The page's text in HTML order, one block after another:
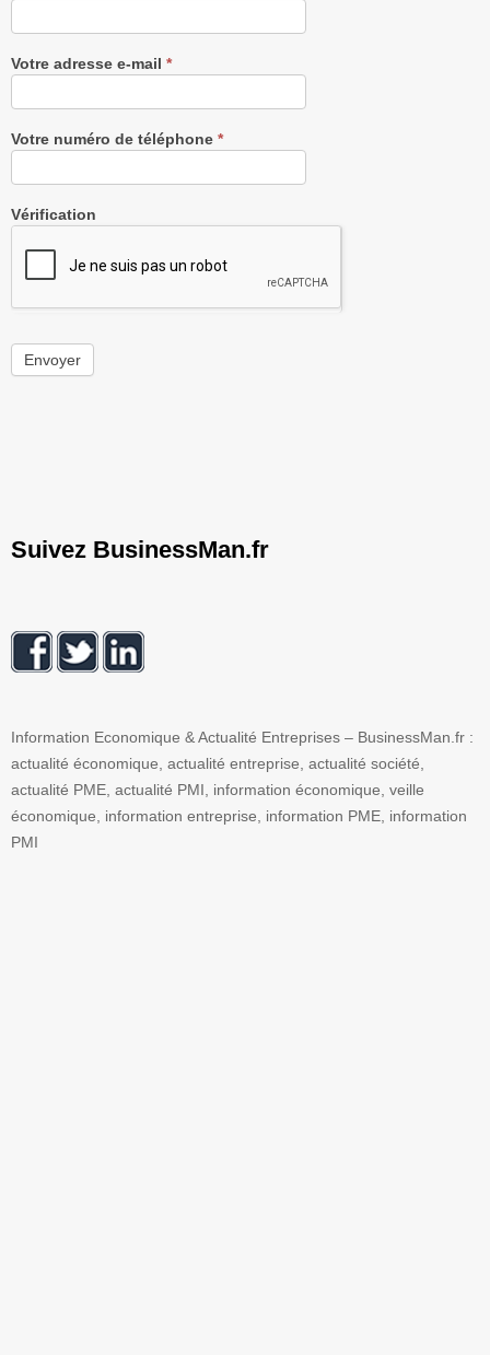
Votre adresse e-mail *
Votre numéro de téléphone *
Vérification
Envoyer
Suivez BusinessMan.fr
Information Economique & Actualité Entreprises – BusinessMan.fr :
actualité économique, actualité entreprise, actualité société,
actualité PME, actualité PMI, information économique, veille
économique, information entreprise, information PME, information
PMI